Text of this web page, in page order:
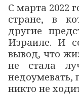
С марта 2022
стране, в
другие
Израиле. И
вывод, что
не стала
недоумевать,
никто не